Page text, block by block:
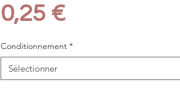
0,25 €Prix
Conditionnement *
Sélectionner